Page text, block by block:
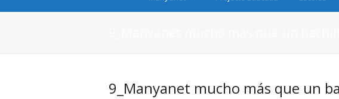
9_Manyanet mucho más que un